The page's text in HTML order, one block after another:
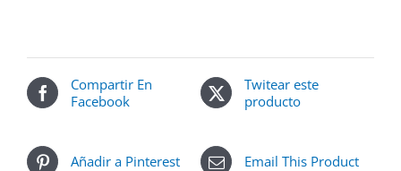
Compartir En
Facebook
Twitear este
producto
Añadir a Pinterest Email This Product